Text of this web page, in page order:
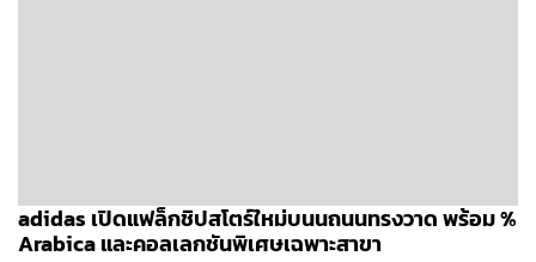
adidas เปิดแฟล็กชิปสโตร์ใหม่บนนถนนทรงวาด พร้อม %
Arabica และคอลเลกชันพิเศษเฉพาะสาขา